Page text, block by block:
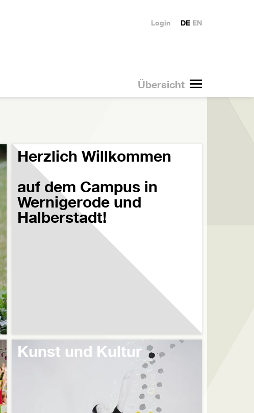
Übersicht
DE EN
Login
Herzlich Willkommen
auf dem Campus in
Wernigerode und
Halberstadt!
Kunst und Kultur